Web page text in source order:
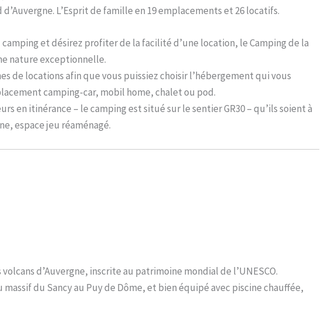
L’Esprit de famille en 19 emplacements et 26 locatifs.
et désirez profiter de la facilité d’une location, le Camping de la
nature exceptionnelle.
de locations afin que vous puissiez choisir l’hébergement qui vous
camping-car, mobil home, chalet ou pod.
en itinérance – le camping est situé sur le sentier GR30 – qu’ils soient à
espace jeu réaménagé.
d’Auvergne, inscrite au patrimoine mondial de l’UNESCO.
du Sancy au Puy de Dôme, et bien équipé avec piscine chauffée,